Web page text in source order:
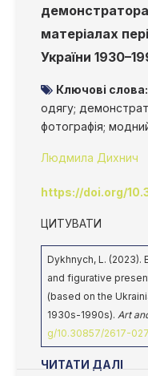
матеріалах
України
Ключові слова:
одягу;
фотографія;
Людмила Дихнич
https://doi.org/
ЦИТУВАТИ
Dykhnych, L.
and figurative
(based on the
1930s-1990s). Art
g/10.30857/2617-
ЧИТАТИ ДАЛІ